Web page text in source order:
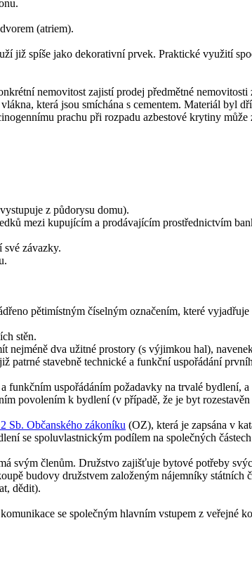
(atriem).
již spíše jako dekorativní prvek. Praktické využití
nemovitost zajistí prodej předmětné nemovitosti
která jsou smíchána s cementem. Materiál byl
prachu při rozpadu azbestové krytiny může
z půdorysu domu).
mezi kupujícím a prodávajícím prostřednictvím
závazky.
pětimístným číselným označením, které
stěn.
nejméně dva užitné prostory (s výjimkou hal),
patrné stavebně technické a funkční uspořádání
uspořádáním požadavky na trvalé bydlení,
povolením k bydlení (v případě, že je byt
Sb. Občanského zákoníku (OZ), která je zapsána v
se spoluvlastnickým podílem na společných
svým členům. Družstvo zajišťuje bytové potřeby
budovy družstvem založeným nájemníky
dědit).
se společným hlavním vstupem z veřejné